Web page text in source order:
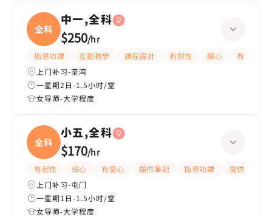
全科
中一,全科
$250/hr
指導功課 互動教學 課程設計 有耐性 細心
有愛心
上门补习-荃湾
一星期2日-1.5小时/堂
女导师-大学程度
全科
小五,全科
$170/hr
有耐性 細心 有愛心 提供筆記 指導功課
提供練習題
上门补习-屯门
一星期1日-1.5小时/堂
女导师-大学程度